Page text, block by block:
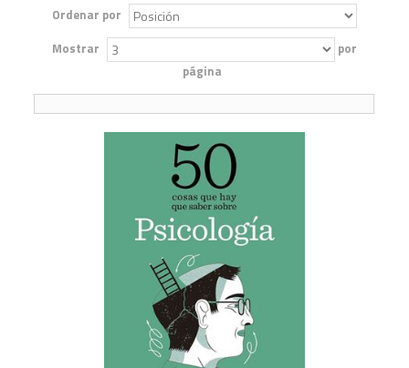
Ordenar por
Mostrar
por
página